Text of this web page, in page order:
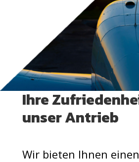
Ihre
unser Antrieb
Wir bieten Ihnen einen